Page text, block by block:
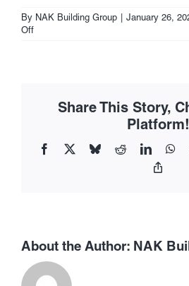
By NAK Building Group January 26,
Offon
рынка
Share This Story,
Platform!
Facebook BlueskyReddit
About the Author: NAK